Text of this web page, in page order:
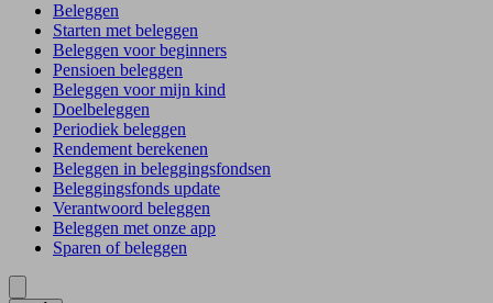
Beleggen
Starten met beleggen
Beleggen voor beginners
Pensioen beleggen
Beleggen voor mijn kind
Doelbeleggen
Periodiek beleggen
Rendement berekenen
Beleggen in beleggingsfondsen
Beleggingsfonds update
Verantwoord beleggen
Beleggen met onze app
Sparen of beleggen